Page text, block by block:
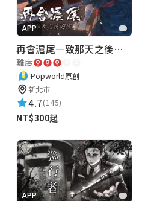
APP
再會滬尾—致那天之後的你｜淡水老街實境遊戲｜實體遊戲盒
難度
Popworld原創
新北市
4.7(145)
NT$300起
APP